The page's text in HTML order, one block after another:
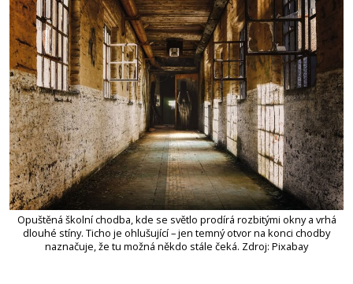
Opuštěná školní chodba, kde se světlo prodírá rozbitými okny a vrhá
dlouhé stíny. Ticho je ohlušující – jen temný otvor na konci chodby
naznačuje, že tu možná někdo stále čeká. Zdroj: Pixabay